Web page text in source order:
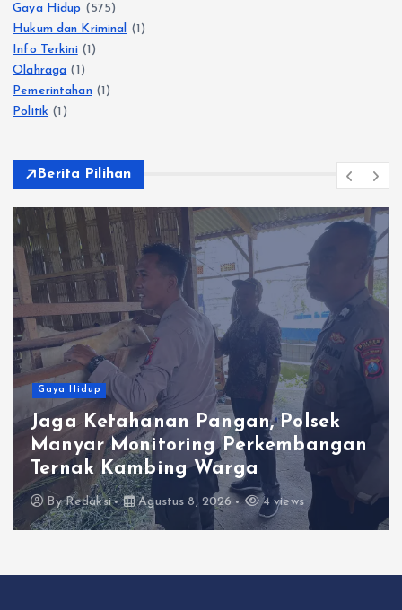
Gaya Hidup (575)
Hukum dan Kriminal (1)
Info Terkini(1)
Olahraga (1)
Pemerintahan(1)
Politik (1)
Berita Pilihan
Gaya Hidup
Jaga Ketahanan Pangan, Polsek
Manyar Monitoring Perkembangan
Ternak Kambing Warga
By Redaksi Agustus 8, 2026 4 views